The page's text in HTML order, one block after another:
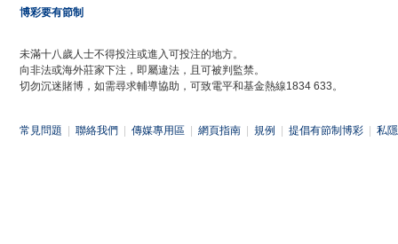
博彩要有節制
未滿十八歲人士不得投注或進入可投注的地方。
向非法或海外莊家下注，即屬違法，且可被判監禁。
切勿沉迷賭博，如需尋求輔導協助，可致電平和基金熱線1834 633。
常見問題 聯絡我們 傳媒專用區 網頁指南 規例 提倡有節制博彩 私